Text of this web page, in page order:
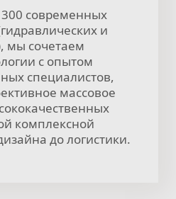
современных
и
мы сочетаем
с опытом
специалистов,
массовое
комплексной
до логистики.